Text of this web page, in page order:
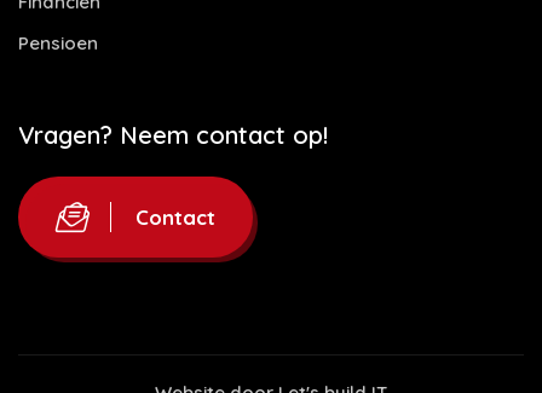
Pensioen
Vragen? Neem contact op!
Contact